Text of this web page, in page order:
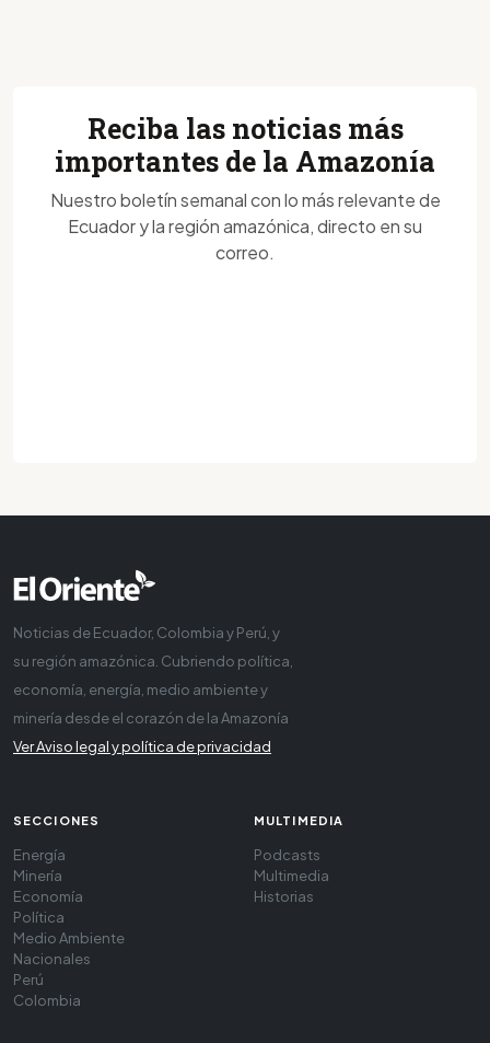
Reciba las noticias más
importantes de la Amazonía
Nuestro boletín semanal con lo más relevante de
Ecuador y la región amazónica, directo en su
correo.
Noticias de Ecuador, Colombia y Perú, y
su región amazónica. Cubriendo política,
economía, energía, medio ambiente y
minería desde el corazón de la Amazonía
Ver Aviso legal y política de privacidad
SECCIONES
Energía
Minería
Economía
Política
Medio Ambiente
Nacionales
Perú
Colombia
MULTIMEDIA
Podcasts
Multimedia
Historias